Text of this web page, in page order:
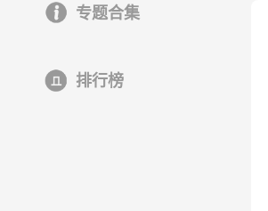
专题合集
排行榜